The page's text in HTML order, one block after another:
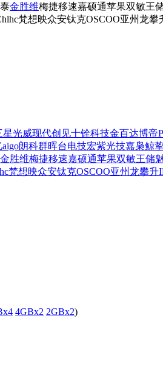
金胜维梅捷移速嘉硕通苹果双敏王
hlhc梵想映众安钛克OSCOO亚州龙攀
星光威现代创见十铨科技金百达博帝
aigo朗科群晖台电技宏紫光技嘉枭鲸
金胜维梅捷移速嘉硕通苹果双敏王储
梵想映众安钛克OSCOO亚州龙攀升
4GBx2 2GBx2)